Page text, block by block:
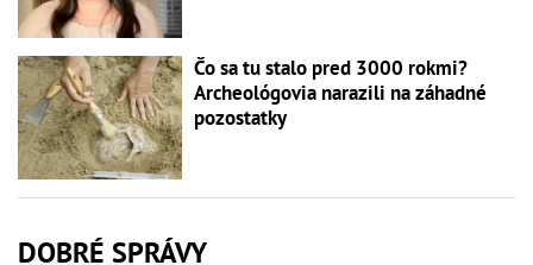
Čo sa tu stalo pred 3000 rokmi?
Archeológovia narazili na záhadné
pozostatky
DOBRÉ SPRÁVY